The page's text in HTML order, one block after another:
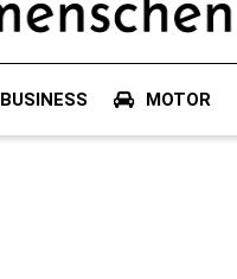
BUSINESS MOTOR